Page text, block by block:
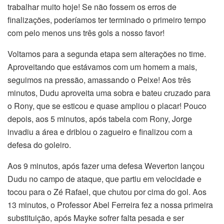
trabalhar muito hoje! Se não fossem os erros de
finalizações, poderíamos ter terminado o primeiro tempo
com pelo menos uns três gols a nosso favor!
Voltamos para a segunda etapa sem alterações no time.
Aproveitando que estávamos com um homem a mais,
seguimos na pressão, amassando o Peixe! Aos três
minutos, Dudu aproveita uma sobra e bateu cruzado para
o Rony, que se esticou e quase ampliou o placar! Pouco
depois, aos 5 minutos, após tabela com Rony, Jorge
invadiu a área e driblou o zagueiro e finalizou com a
defesa do goleiro.
Aos 9 minutos, após fazer uma defesa Weverton lançou
Dudu no campo de ataque, que partiu em velocidade e
tocou para o Zé Rafael, que chutou por cima do gol. Aos
13 minutos, o Professor Abel Ferreira fez a nossa primeira
substituição, após Mayke sofrer falta pesada e ser